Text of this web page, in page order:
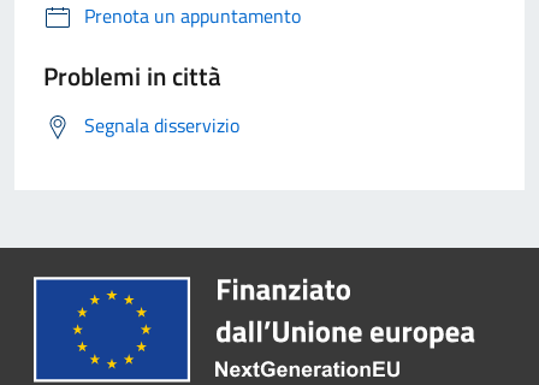
Prenota un appuntamento
Problemi in città
Segnala disservizio